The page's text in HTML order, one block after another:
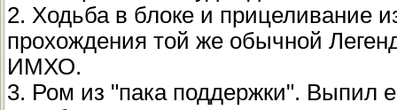
2. Ходьба в блоке и прицеливание
прохождения той же обычной
ИМХО.
3. Ром из "пака поддержки". Выпил